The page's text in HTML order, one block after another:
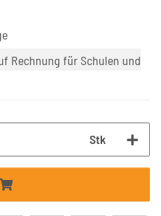
Rechnung für Schulen und
Stk